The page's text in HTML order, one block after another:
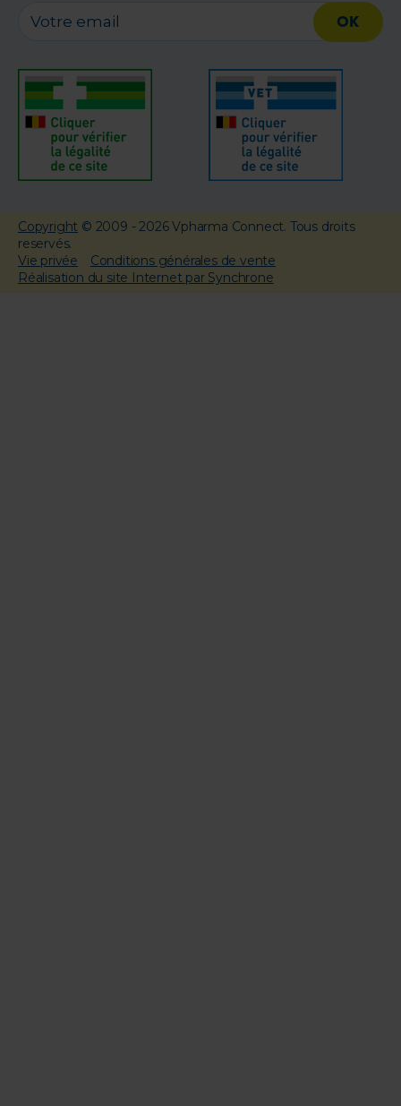
OK
Copyright © 2009 - 2026 Vpharma Connect. Tous droits
reservés.
Vie privée
Conditions générales de vente
Réalisation du site Internet par Synchrone